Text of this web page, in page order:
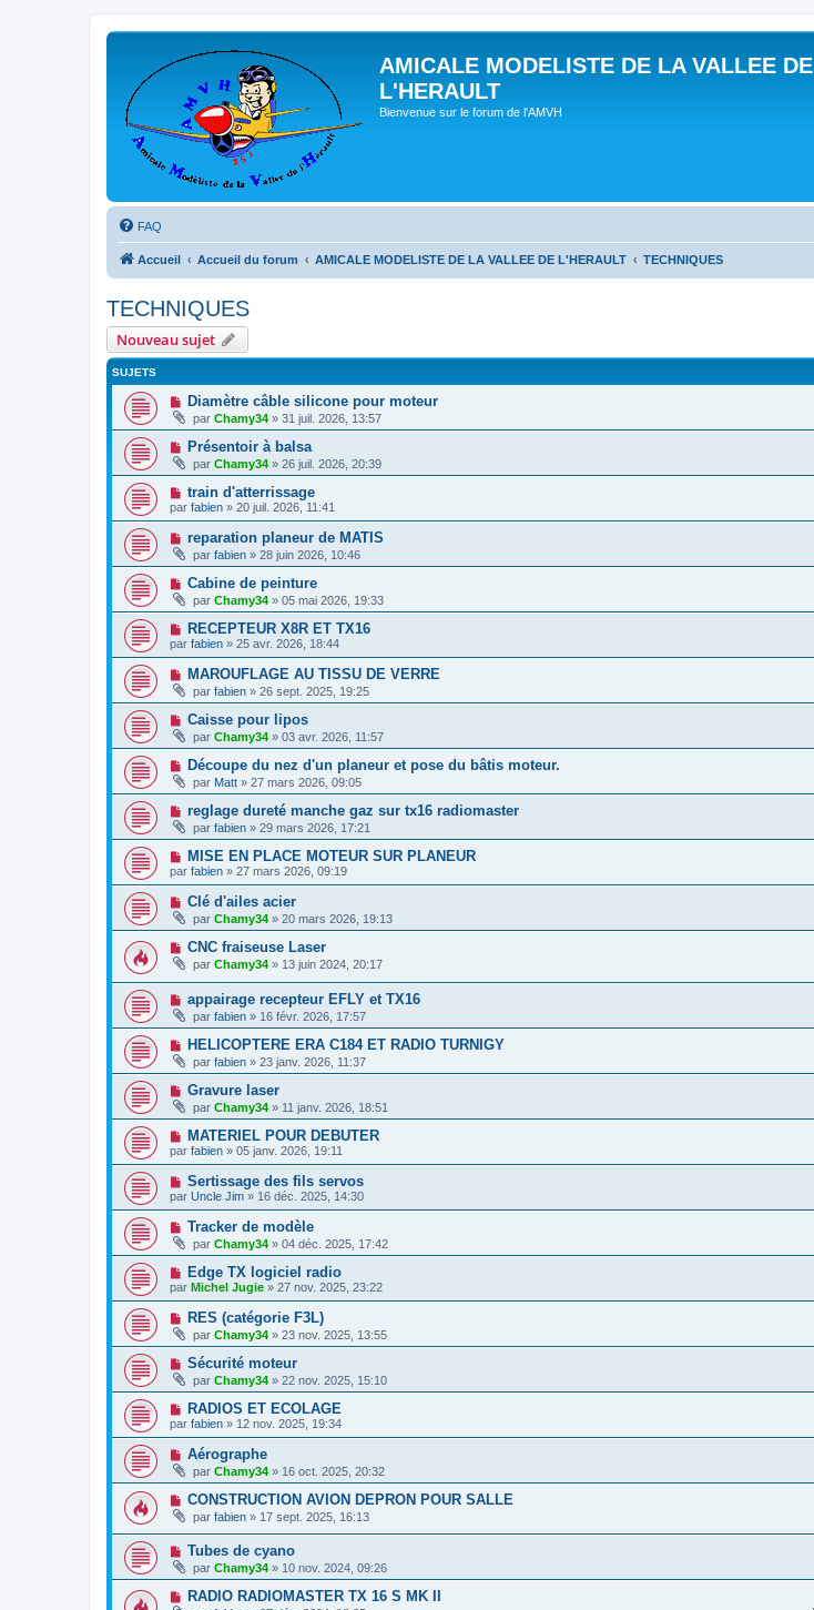
AMICALE MODELISTE DE LA VALLEE DE
L'HERAULT
Bienvenue sur le forum de l'AMVH
FAQ
Accueil Accueil du forum AMICALE MODELISTE DE LA VALLEE DE L'HERAULT TECHNIQUES
TECHNIQUES
Nouveau sujet
SUJETS
Diamètre câble silicone pour moteur
par Chamy34 » 31 juil. 2026, 13:57
Présentoir à balsa
par Chamy34 » 26 juil. 2026, 20:39
train d'atterrissage
par fabien » 20 juil. 2026, 11:41
reparation planeur de MATIS
par fabien » 28 juin 2026, 10:46
Cabine de peinture
par Chamy34 » 05 mai 2026, 19:33
RECEPTEUR X8R ET TX16
par fabien » 25 avr. 2026, 18:44
MAROUFLAGE AU TISSU DE VERRE
par fabien » 26 sept. 2025, 19:25
Caisse pour lipos
par Chamy34 » 03 avr. 2026, 11:57
Découpe du nez d'un planeur et pose du bâtis moteur.
par Matt » 27 mars 2026, 09:05
reglage dureté manche gaz sur tx16 radiomaster
par fabien » 29 mars 2026, 17:21
MISE EN PLACE MOTEUR SUR PLANEUR
par fabien » 27 mars 2026, 09:19
Clé d'ailes acier
par Chamy34 » 20 mars 2026, 19:13
CNC fraiseuse Laser
par Chamy34 » 13 juin 2024, 20:17
appairage recepteur EFLY et TX16
par fabien » 16 févr. 2026, 17:57
HELICOPTERE ERA C184 ET RADIO TURNIGY
par fabien » 23 janv. 2026, 11:37
Gravure laser
par Chamy34 » 11 janv. 2026, 18:51
MATERIEL POUR DEBUTER
par fabien » 05 janv. 2026, 19:11
Sertissage des fils servos
par Uncle Jim » 16 déc. 2025, 14:30
Tracker de modèle
par Chamy34 » 04 déc. 2025, 17:42
Edge TX logiciel radio
par Michel Jugie » 27 nov. 2025, 23:22
RES (catégorie F3L)
par Chamy34 » 23 nov. 2025, 13:55
Sécurité moteur
par Chamy34 » 22 nov. 2025, 15:10
RADIOS ET ECOLAGE
par fabien » 12 nov. 2025, 19:34
Aérographe
par Chamy34 » 16 oct. 2025, 20:32
CONSTRUCTION AVION DEPRON POUR SALLE
par fabien » 17 sept. 2025, 16:13
Tubes de cyano
par Chamy34 » 10 nov. 2024, 09:26
RADIO RADIOMASTER TX 16 S MK II